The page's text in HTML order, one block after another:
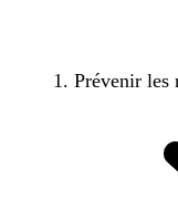
1. Prévenir les